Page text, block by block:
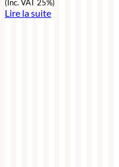
(Inc. VAT 25%)
Lire la suite